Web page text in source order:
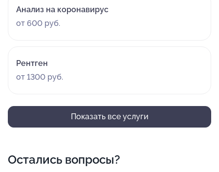
Анализ на коронавирус
от 600 руб.
Рентген
от 1300 руб.
Показать все услуги
Остались вопросы?